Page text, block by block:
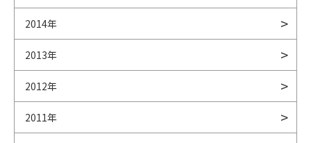
2014年
2013年
2012年
2011年